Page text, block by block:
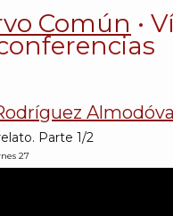
Común •
Parte 1/2
27